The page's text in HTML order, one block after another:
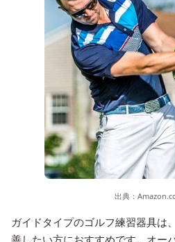
出典：
ガイドタイプのゴルフ練習器具は
善したい方におすすめです。オー